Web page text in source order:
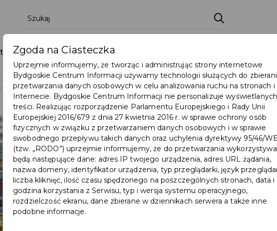
Pakiety Partnerzy Punkty
Muzeów a Karta Turysty
Zgoda na Ciasteczka
Uprzejmie informujemy, że tworząc i administrując strony internetowe
Bydgoskie Centrum Informacji używamy technologii służących do
przetwarzania danych osobowych w celu analizowania ruchu na stronach i
Internecie. Bydgoskie Centrum Informacji nie personalizuje wyświetlanych
treści. Realizując rozporządzenie Parlamentu Europejskiego i Rady Unii
Europejskiej 2016/679 z dnia 27 kwietnia 2016 r. w sprawie ochrony osób
fizycznych w związku z przetwarzaniem danych osobowych i w sprawie
swobodnego przepływu takich danych oraz uchylenia dyrektywy 95/46/WE
(tzw. „RODO”) uprzejmie informujemy, że do przetwarzania
będą następujące dane: adres IP twojego urządzenia, adres URL żądania,
nazwa domeny, identyfikator urządzenia, typ przeglądarki, język
liczba kliknięć, ilość czasu spędzonego na poszczególnych stronach, data i
godzina korzystania z Serwisu, typ i wersja systemu operacyjnego,
rozdzielczość ekranu, dane zbierane w dziennikach serwera a także inne
podobne informacje.